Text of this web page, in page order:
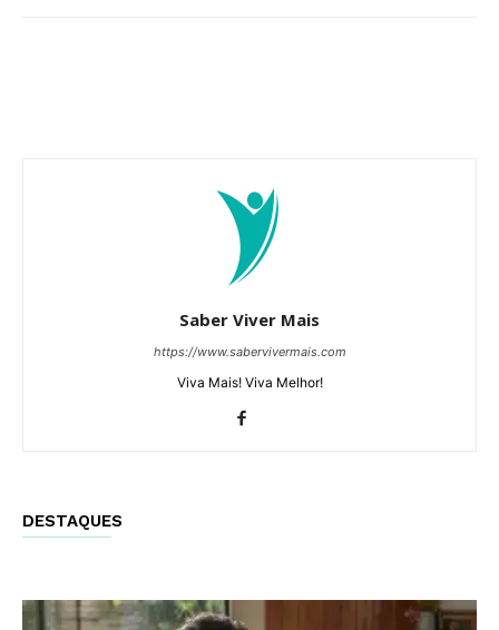
Saber Viver Mais
https://www.sabervivermais.com
Viva Mais! Viva Melhor!
DESTAQUES